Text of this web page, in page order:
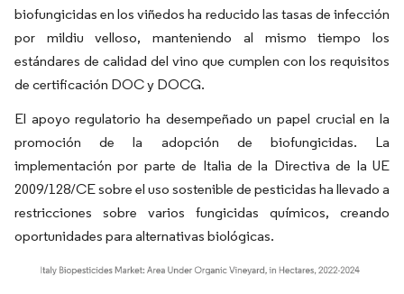
biofungicidas en los viñedos ha reducido las tasas de infección
por mildiu velloso, manteniendo al mismo tiempo los
estándares de calidad del vino que cumplen con los requisitos
de certificación DOC y DOCG.
El apoyo regulatorio ha desempeñado un papel crucial en la
promoción de la adopción de biofungicidas. La
implementación por parte de Italia de la Directiva de la UE
2009/128/CE sobre el uso sostenible de pesticidas ha llevado a
restricciones sobre varios fungicidas químicos, creando
oportunidades para alternativas biológicas.